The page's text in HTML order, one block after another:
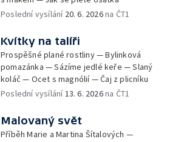
Poslední vysílání 20. 6. 2026na ČT1
Kvítky na talíři
Prospěšné plané rostliny — Bylinková
pomazánka — Sázíme jedlé keře — Slaný
koláč — Ocet s magnólií — Čaj z plicníku
Poslední vysílání 13. 6. 2026na ČT1
Malovaný svět
Příběh Marie a Martina Šítalových —